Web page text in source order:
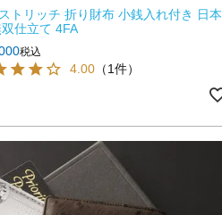
トリッチ 折り財布 小銭入れ付き 日本
仕立て 4FA
税込
4.00 （1件）